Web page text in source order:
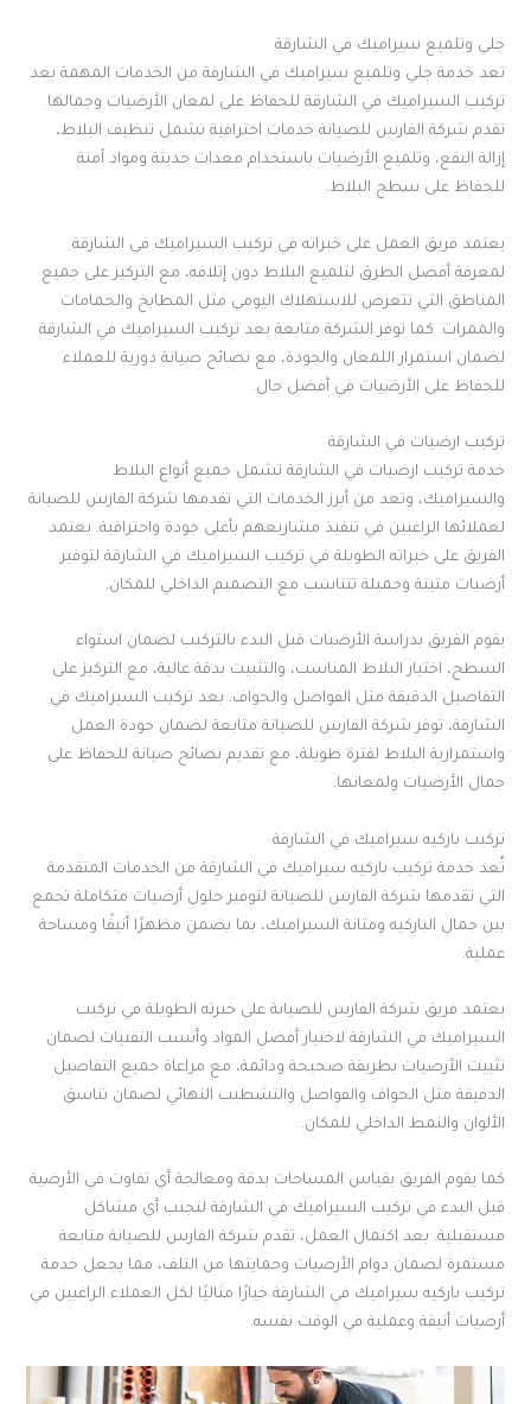
جلي وتلميع سيراميك في الشارقة
تعد خدمة جلي وتلميع سيراميك في الشارقة من الخدمات المهمة بعد
تركيب السيراميك في الشارقة للحفاظ على لمعان الأرضيات وجمالها.
تقدم شركة الفارس للصيانة خدمات احترافية تشمل تنظيف البلاط،
إزالة البقع، وتلميع الأرضيات باستخدام معدات حديثة ومواد آمنة
للحفاظ على سطح البلاط.
يعتمد فريق العمل على خبراته في تركيب السيراميك في الشارقة
لمعرفة أفضل الطرق لتلميع البلاط دون إتلافه، مع التركيز على جميع
المناطق التي تتعرض للاستهلاك اليومي مثل المطابخ والحمامات
والممرات. كما توفر الشركة متابعة بعد تركيب السيراميك في الشارقة
لضمان استمرار اللمعان والجودة، مع نصائح صيانة دورية للعملاء
للحفاظ على الأرضيات في أفضل حال.
تركيب ارضيات في الشارقة
خدمة تركيب ارضيات في الشارقة تشمل جميع أنواع البلاط
والسيراميك، وتعد من أبرز الخدمات التي تقدمها شركة الفارس للصيانة
لعملائها الراغبين في تنفيذ مشاريعهم بأعلى جودة واحترافية. يعتمد
الفريق على خبراته الطويلة في تركيب السيراميك في الشارقة لتوفير
أرضيات متينة وجميلة تتناسب مع التصميم الداخلي للمكان.
يقوم الفريق بدراسة الأرضيات قبل البدء بالتركيب لضمان استواء
السطح، اختيار البلاط المناسب، والتثبيت بدقة عالية، مع التركيز على
التفاصيل الدقيقة مثل الفواصل والحواف. بعد تركيب السيراميك في
الشارقة، توفر شركة الفارس للصيانة متابعة لضمان جودة العمل
واستمرارية البلاط لفترة طويلة، مع تقديم نصائح صيانة للحفاظ على
جمال الأرضيات ولمعانها.
تركيب باركيه سيراميك في الشارقة
تُعد خدمة تركيب باركيه سيراميك في الشارقة من الخدمات المتقدمة
التي تقدمها شركة الفارس للصيانة لتوفير حلول أرضيات متكاملة تجمع
بين جمال الباركيه ومتانة السيراميك، بما يضمن مظهرًا أنيقًا ومساحة
عملية.
يعتمد فريق شركة الفارس للصيانة على خبرته الطويلة في تركيب
السيراميك في الشارقة لاختيار أفضل المواد وأنسب التقنيات لضمان
تثبيت الأرضيات بطريقة صحيحة ودائمة، مع مراعاة جميع التفاصيل
الدقيقة مثل الحواف والفواصل والتشطيب النهائي لضمان تناسق
الألوان والنمط الداخلي للمكان.
كما يقوم الفريق بقياس المساحات بدقة ومعالجة أي تفاوت في الأرضية
قبل البدء في تركيب السيراميك في الشارقة لتجنب أي مشاكل
مستقبلية. بعد اكتمال العمل، تقدم شركة الفارس للصيانة متابعة
مستمرة لضمان دوام الأرضيات وحمايتها من التلف، مما يجعل خدمة
تركيب باركيه سيراميك في الشارقة خيارًا مثاليًا لكل العملاء الراغبين في
أرضيات أنيقة وعملية في الوقت نفسه.